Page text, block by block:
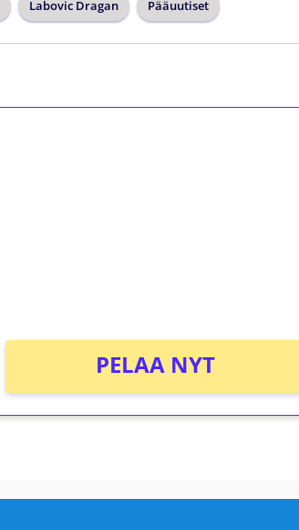
Labovic Dragan Pääuutiset
PELAA NYT